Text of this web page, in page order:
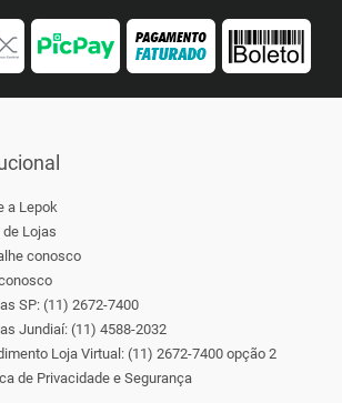
a Lepok
de Lojas
conosco
SP: (11) 2672-7400
Jundiaí: (11) 4588-2032
Loja Virtual: (11) 2672-7400 opção 2
de Privacidade e Segurança